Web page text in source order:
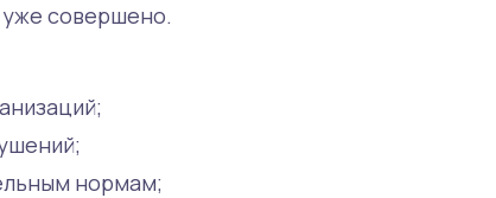
уже совершено.
нормам;